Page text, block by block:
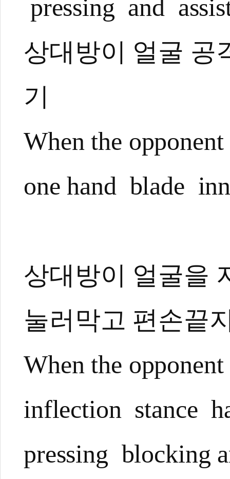
pressing and
상대방이 얼굴 공
기
When the
one hand blade
상대방이 얼굴을
눌러막고 편손끝
When the
inflection stance
pressing blocking